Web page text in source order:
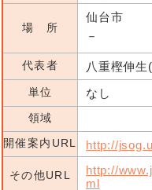
場 所
仙台市
－
代表者 八重樫伸
単位 なし
領域
開催案内URL
http://
その他URL
http://
ml